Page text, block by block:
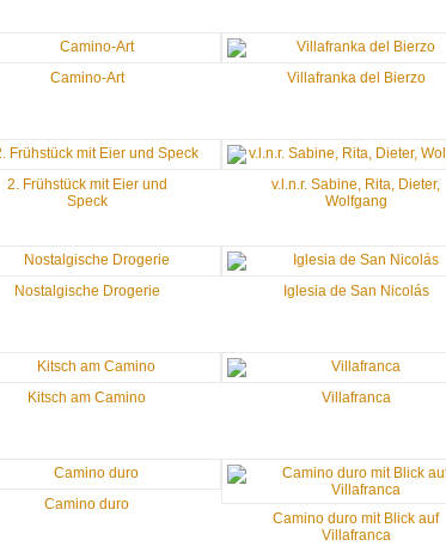
Camino-Art Villafranka del Bierzo
2. Frühstück mit Eier und
Speck
v.l.n.r. Sabine, Rita, Dieter,
Wolfgang
Nostalgische Drogerie Iglesia de San Nicolás
Kitsch am Camino Villafranca
Camino duro
Camino duro mit Blick auf
Villafranca